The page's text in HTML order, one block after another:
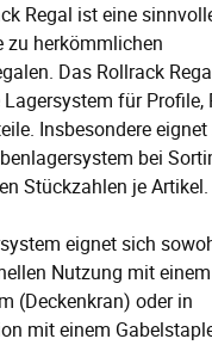
Regal ist eine
zu herkömmlichen
Das Rollrack
für Profile,
Insbesondere
bei
Stückzahlen je Artikel.
eignet sich
Nutzung mit einem
(Deckenkran) oder in
mit einem